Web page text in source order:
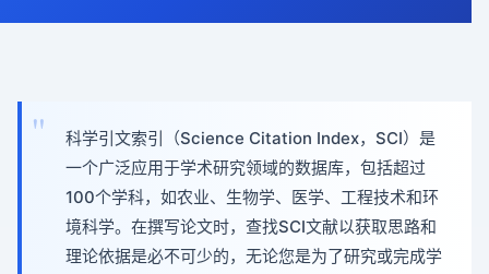
科学引文索引（Science Citation Index，SCI）是
一个广泛应用于学术研究领域的数据库，包括超过
100个学科，如农业、生物学、医学、工程技术和环
境科学。在撰写论文时，查找SCI文献以获取思路和
理论依据是必不可少的，无论您是为了研究或完成学